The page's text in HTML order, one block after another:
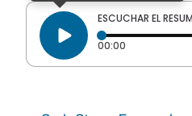
ESCUCHAR EL
00:00 Tiempo